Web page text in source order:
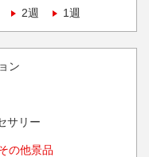
2週 1週
ン
サリー
の他景品